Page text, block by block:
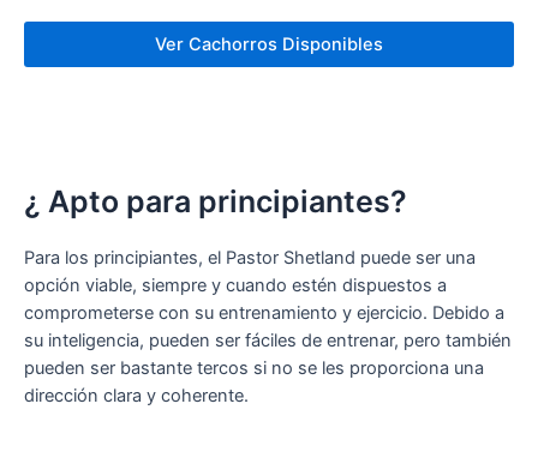
Ver Cachorros Disponibles
¿ Apto para principiantes?
Para los principiantes, el Pastor Shetland puede ser una
opción viable, siempre y cuando estén dispuestos a
comprometerse con su entrenamiento y ejercicio. Debido a
su inteligencia, pueden ser fáciles de entrenar, pero también
pueden ser bastante tercos si no se les proporciona una
dirección clara y coherente.